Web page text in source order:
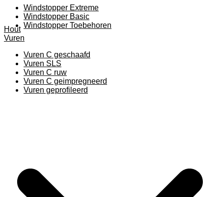
Windstopper Extreme
Windstopper Basic
Windstopper Toebehoren
Hout
Vuren
Vuren C geschaafd
Vuren SLS
Vuren C ruw
Vuren C geimpregneerd
Vuren geprofileerd